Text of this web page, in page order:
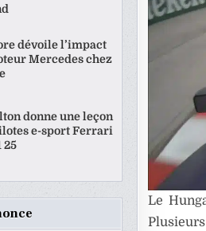
Le
dévoile l’impact
Mercedes chez
donne une leçon
e-sport Ferrari
25